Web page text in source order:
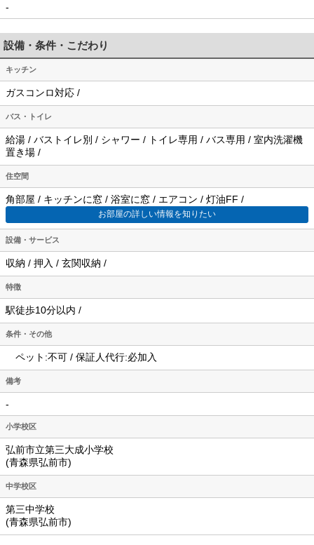
-
設備・条件・こだわり
キッチン
ガスコンロ対応 /
バス・トイレ
給湯 / バストイレ別 / シャワー / トイレ専用 / バス専用 / 室内洗濯機
置き場 /
住空間
角部屋 / キッチンに窓 / 浴室に窓 / エアコン / 灯油FF /
お部屋の詳しい情報を知りたい
設備・サービス
収納 / 押入 / 玄関収納 /
特徴
駅徒歩10分以内 /
条件・その他
ペット:不可 / 保証人代行:必加入
備考
-
小学校区
弘前市立第三大成小学校
(青森県弘前市)
中学校区
第三中学校
(青森県弘前市)